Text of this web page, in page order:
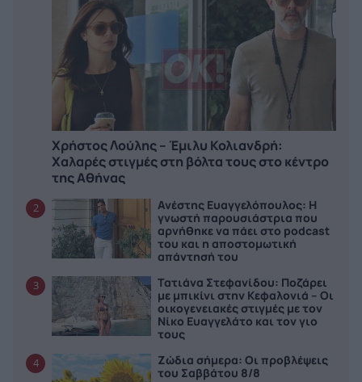
Χρήστος Λούλης – Έμιλυ Κολιανδρή:
Χαλαρές στιγμές στη βόλτα τους στο κέντρο
της Αθήνας
2
Ανέστης Ευαγγελόπουλος: Η
γνωστή παρουσιάστρια που
αρνήθηκε να πάει στο podcast
του και η αποστομωτική
απάντησή του
3
Τατιάνα Στεφανίδου: Ποζάρει
με μπικίνι στην Κεφαλονιά – Οι
οικογενειακές στιγμές με τον
Νίκο Ευαγγελάτο και τον γιο
τους
4
Ζώδια σήμερα: Οι προβλέψεις
του Σαββάτου 8/8